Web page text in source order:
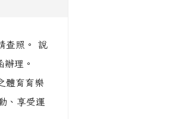
查照。 說
理。
體育育樂
、享受運